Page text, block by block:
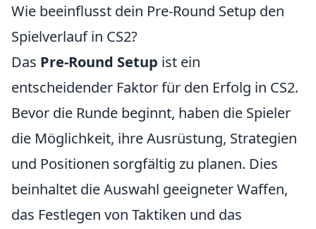
Wie beeinflusst dein Pre-Round Setup den
Spielverlauf in CS2?
Das Pre-Round Setup ist ein
entscheidender Faktor für den Erfolg in CS2.
Bevor die Runde beginnt, haben die Spieler
die Möglichkeit, ihre Ausrüstung, Strategien
und Positionen sorgfältig zu planen. Dies
beinhaltet die Auswahl geeigneter Waffen,
das Festlegen von Taktiken und das